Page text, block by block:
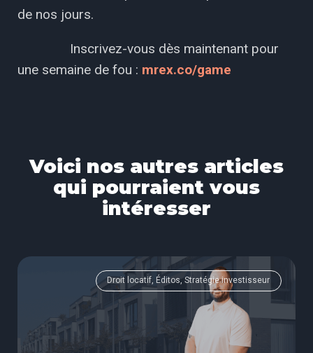
de nos jours.
Inscrivez-vous dès maintenant pour
une semaine de fou : mrex.co/game
Voici nos autres articles
qui pourraient vous
intéresser
Droit locatif, Éditos, Stratégie investisseur